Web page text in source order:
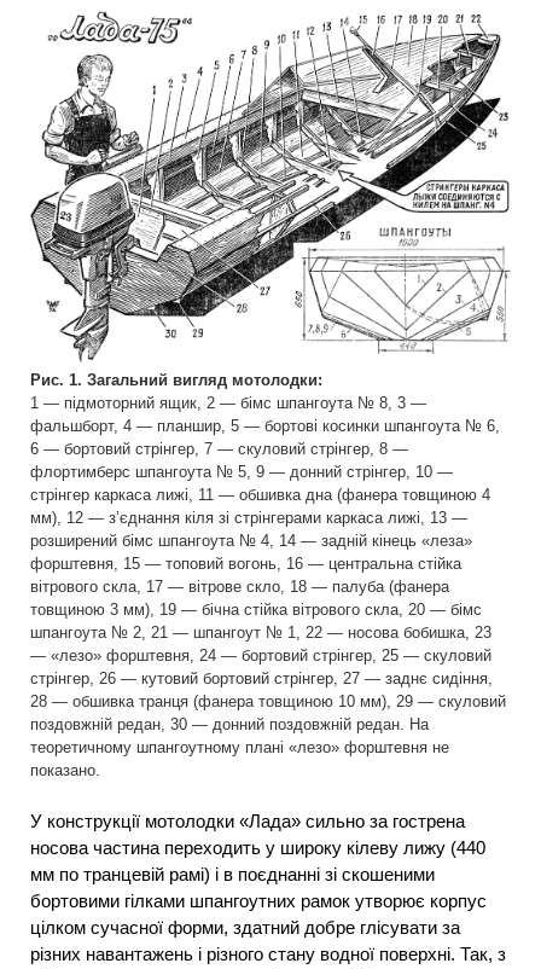
Рис. 1. Загальний вигляд мотолодки:
1 — підмоторний ящик, 2 — бімс шпангоута № 8, 3 —
фальшборт, 4 — планшир, 5 — бортові косинки шпангоута № 6,
6 — бортовий стрінгер, 7 — скуловий стрінгер, 8 —
флортимберс шпангоута № 5, 9 — донний стрінгер, 10 —
стрінгер каркаса лижі, 11 — обшивка дна (фанера товщиною 4
мм), 12 — з’єднання кіля зі стрінгерами каркаса лижі, 13 —
розширений бімс шпангоута № 4, 14 — задній кінець «леза»
форштевня, 15 — топовий вогонь, 16 — центральна стійка
вітрового скла, 17 — вітрове скло, 18 — палуба (фанера
товщиною 3 мм), 19 — бічна стійка вітрового скла, 20 — бімс
шпангоута № 2, 21 — шпангоут № 1, 22 — носова бобишка, 23
— «лезо» форштевня, 24 — бортовий стрінгер, 25 — скуловий
стрінгер, 26 — кутовий бортовий стрінгер, 27 — заднє сидіння,
28 — обшивка транця (фанера товщиною 10 мм), 29 — скуловий
поздовжній редан, 30 — донний поздовжній редан. На
теоретичному шпангоутному плані «лезо» форштевня не
показано.
У конструкції мотолодки «Лада» сильно за гострена
носова частина переходить у широку кілеву лижу (440
мм по транцевій рамі) і в поєднанні зі скошеними
бортовими гілками шпангоутних рамок утворює корпус
цілком сучасної форми, здатний добре глісувати за
різних навантажень і різного стану водної поверхні. Так, з